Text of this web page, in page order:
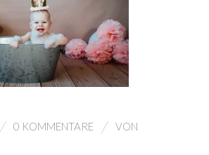
/ 0 KOMMENTARE / VON